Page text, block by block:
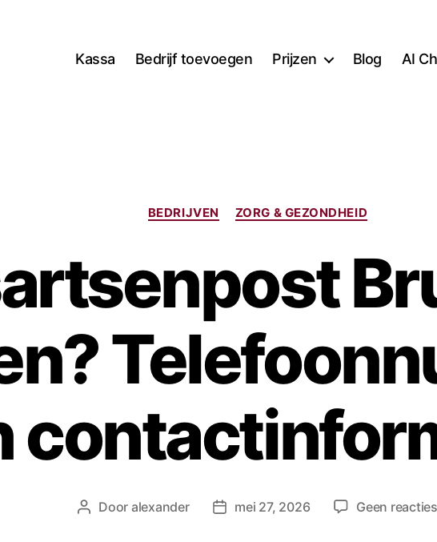
Kassa Bedrijf toevoegen Prijzen Blog AI
Categorieën
BEDRIJVEN ZORG & GEZONDHEID
Berichtauteur
Door alexander Berichtdatum
mei 27, 2026 Geen reacties